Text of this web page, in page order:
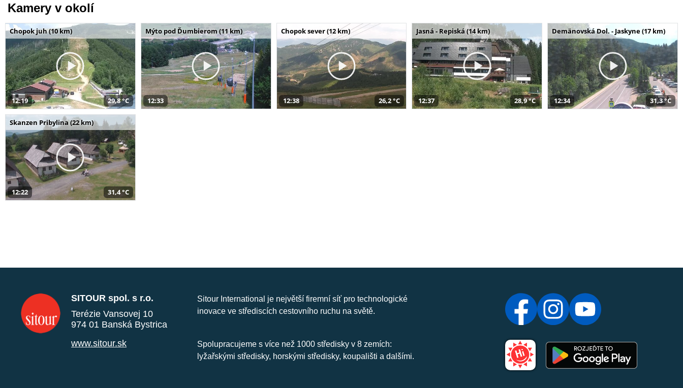
Kamery v okolí
Chopok juh (10 km)
12:19 29,8 °C
Mýto pod Ďumbierom (11 km)
12:33
Chopok sever (12 km)
12:38 26,2 °C
Jasná - Repiská (14 km)
12:37 28,9 °C
Demänovská Dol. - Jaskyne (17 km)
12:34 31,3 °C
Skanzen Pribylina (22 km)
12:22 31,4 °C
SITOUR spol. s r.o.
Terézie Vansovej 10
974 01 Banská Bystrica
www.sitour.sk
Sitour International je největší firemní síť pro technologické
inovace ve střediscích cestovního ruchu na světě.
Spolupracujeme s více než 1000 středisky v 8 zemích:
lyžařskými středisky, horskými středisky, koupališti a dalšími.